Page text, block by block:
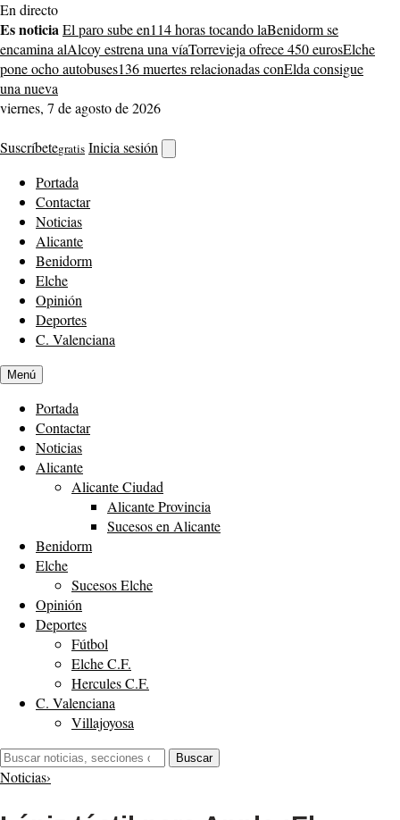
Saltar
al
contenido
En directo
Es noticiaEl paro sube en114 horas tocando laBenidorm se
encamina alAlcoy estrena una víaTorrevieja ofrece 450 eurosElche
pone ocho autobuses136 muertes relacionadas conElda consigue
una nueva
viernes, 7 de agosto de 2026
Suscríbetegratis Inicia sesión
buscador
Portada
Contactar
Noticias
Alicante
Benidorm
Elche
Opinión
Deportes
C. Valenciana
Menú
Portada
Contactar
Noticias
Alicante
Alicante Ciudad
Alicante Provincia
Sucesos en Alicante
Benidorm
Elche
Sucesos Elche
Opinión
Deportes
Fútbol
Elche C.F.
Hercules C.F.
C. Valenciana
Villajoyosa
Buscar:
Buscar
Noticias›